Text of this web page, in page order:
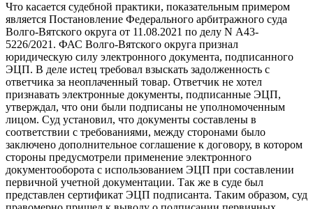
Что касается судебной практики, показательным примером
является Постановление Федерального арбитражного суда
Волго-Вятского округа от 11.08.2021 по делу N А43-
5226/2021. ФАС Волго-Вятского округа признал
юридическую силу электронного документа, подписанного
ЭЦП. В деле истец требовал взыскать задолженность с
ответчика за неоплаченный товар. Ответчик не хотел
признавать электронные документы, подписанные ЭЦП,
утверждал, что они были подписаны не уполномоченным
лицом. Суд установил, что документы составлены в
соответствии с требованиями, между сторонами было
заключено дополнительное соглашение к договору, в котором
стороны предусмотрели применение электронного
документооборота с использованием ЭЦП при составлении
первичной учетной документации. Так же в суде был
представлен сертификат ЭЦП подписанта. Таким образом, суд